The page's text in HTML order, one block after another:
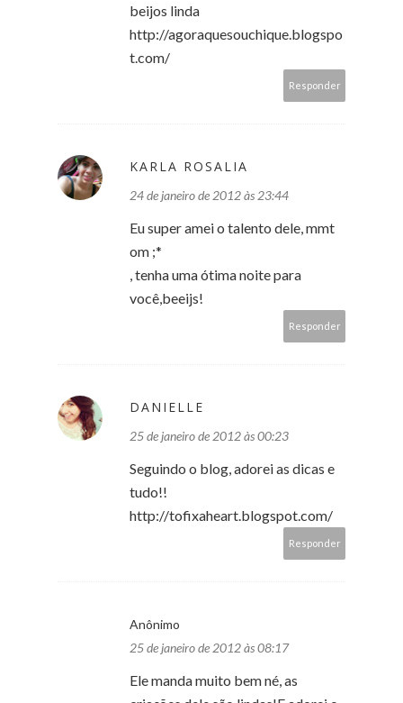
beijos linda
http://agoraquesouchique.blogspo
t.com/
Responder
KARLA ROSALIA
24 de janeiro de 2012 às 23:44
Eu super amei o talento dele, mmt
om ;*
, tenha uma ótima noite para
você,beeijs!
Responder
DANIELLE
25 de janeiro de 2012 às 00:23
Seguindo o blog, adorei as dicas e
tudo!!
http://tofixaheart.blogspot.com/
Responder
Anônimo
25 de janeiro de 2012 às 08:17
Ele manda muito bem né, as